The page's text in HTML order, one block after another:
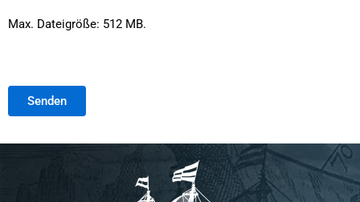
Max. Dateigröße: 512 MB.
Senden